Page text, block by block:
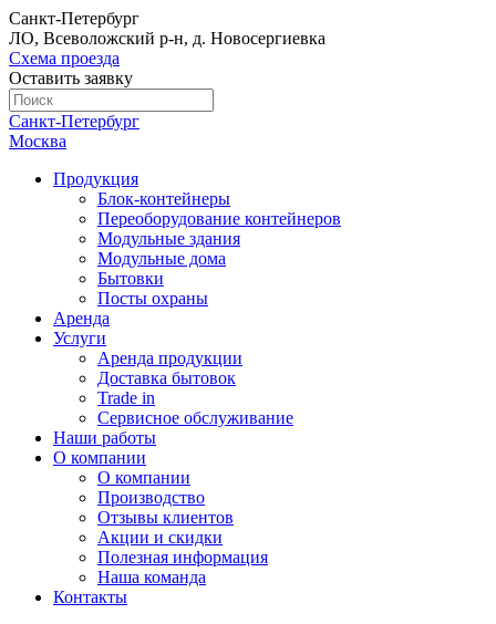
Санкт-Петербург
ЛО, Всеволожский р-н, д. Новосергиевка
Схема проезда
Оставить заявку
Санкт-Петербург
Москва
Продукция
Блок-контейнеры
Переоборудование контейнеров
Модульные здания
Модульные дома
Бытовки
Посты охраны
Аренда
Услуги
Аренда продукции
Доставка бытовок
Trade in
Сервисное обслуживание
Наши работы
О компании
О компании
Производство
Отзывы клиентов
Акции и скидки
Полезная информация
Наша команда
Контакты